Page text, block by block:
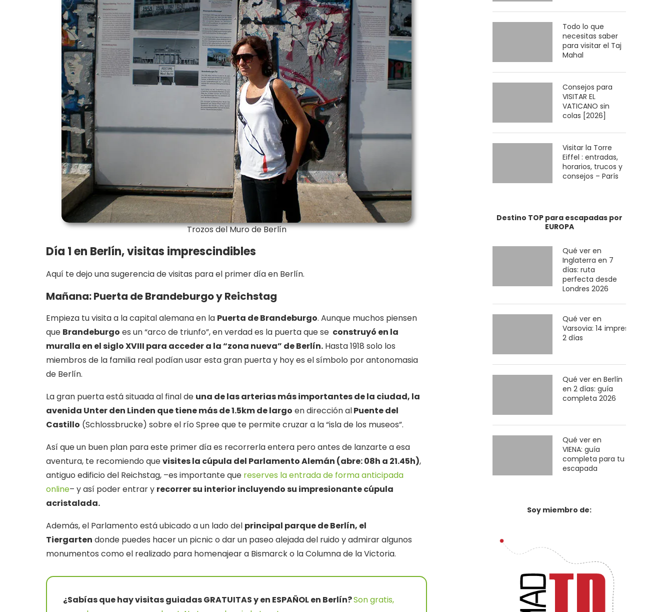
Trozos del Muro de Berlín
Día 1 en Berlín, visitas imprescindibles
Aquí te dejo una sugerencia de visitas para el primer día en Berlín.
Mañana: Puerta de Brandeburgo y Reichstag
Empieza tu visita a la capital alemana en la Puerta de Brandeburgo. Aunque muchos piensen
que Brandeburgo es un “arco de triunfo”, en verdad es la puerta que se construyó en la
muralla en el siglo XVIII para acceder a la “zona nueva” de Berlín. Hasta 1918 solo los
miembros de la familia real podían usar esta gran puerta y hoy es el símbolo por antonomasia
de Berlín.
La gran puerta está situada al final de una de las arterias más importantes de la ciudad, la
avenida Unter den Linden que tiene más de 1.5km de largo en dirección alPuente del
Castillo (Schlossbrucke) sobre el río Spree que te permite cruzar a la “isla de los museos”.
Así que un buen plan para este primer día es recorrerla entera pero antes de lanzarte a esa
aventura, te recomiendo quevisites la cúpula del Parlamento Alemán (abre: 08h a 21.45h),
antiguo edificio del Reichstag, –es importante que reserves la entrada de forma anticipada
online– y así poder entrar y recorrer su interior incluyendo su impresionante cúpula
acristalada.
Además, el Parlamento está ubicado a un lado del principal parque de Berlín, el
Tiergarten donde puedes hacer un picnic o dar un paseo alejada del ruido y admirar algunos
monumentos como el realizado para homenajear a Bismarck o la Columna de la Victoria.
¿Sabías que hay visitas guiadas GRATUITAS y en ESPAÑOL en Berlín?Son gratis,
Todo lo que
necesitas saber
para visitar el Taj
Mahal
Consejos para
VISITAR EL
VATICANO sin
colas [2026]
Visitar la Torre
Eiffel : entradas,
horarios, trucos y
consejos – París
Destino TOP para escapadas por
EUROPA
Qué ver en
Inglaterra en 7
días: ruta
perfecta desde
Londres 2026
Qué ver en
Varsovia: 14 imprescindibles en
2 días
Qué ver en Berlín
en 2 días: guía
completa 2026
Qué ver en
VIENA: guía
completa para tu
escapada
Soy miembro de: